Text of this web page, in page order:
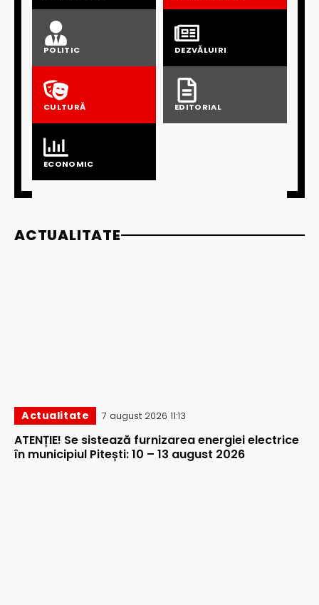
POLITIC DEZVĂLUIRI
CULTURĂ EDITORIAL
ECONOMIC
ACTUALITATE
Actualitate 7 august 2026 11:13
ATENȚIE! Se sistează furnizarea energiei electrice
în municipiul Pitești: 10 – 13 august 2026